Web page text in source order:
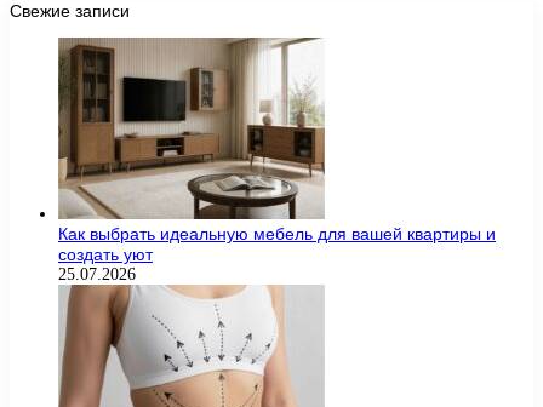
Свежие записи
Как выбрать идеальную мебель для вашей квартиры и
создать уют
25.07.2026